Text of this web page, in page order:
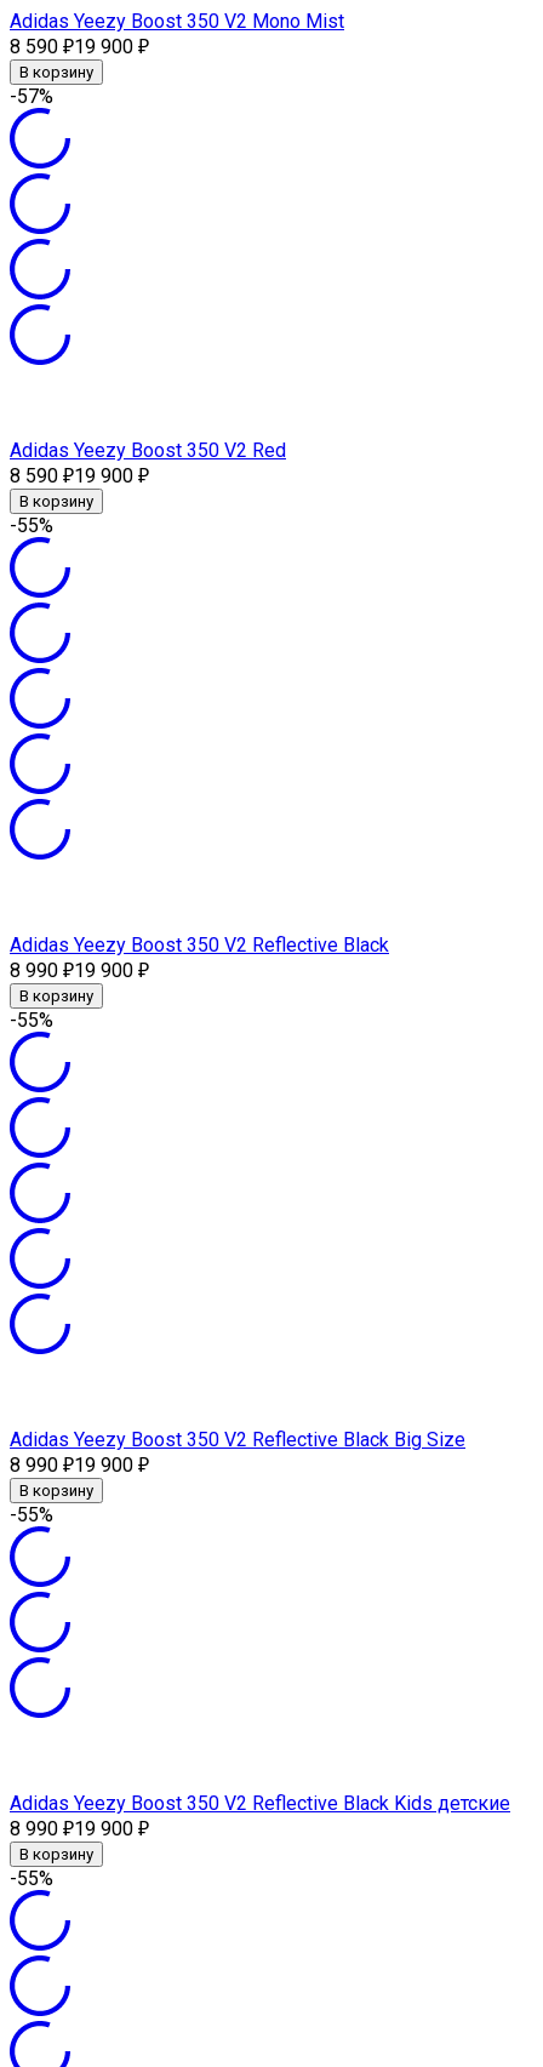
Adidas Yeezy Boost 350 V2 Mono Mist
8 590 ₽19 900 ₽
В корзину
-57%
Adidas Yeezy Boost 350 V2 Red
8 590 ₽19 900 ₽
В корзину
-55%
Adidas Yeezy Boost 350 V2 Reflective Black
8 990 ₽19 900 ₽
В корзину
-55%
Adidas Yeezy Boost 350 V2 Reflective Black Big Size
8 990 ₽19 900 ₽
В корзину
-55%
Adidas Yeezy Boost 350 V2 Reflective Black Kids детские
8 990 ₽19 900 ₽
В корзину
-55%